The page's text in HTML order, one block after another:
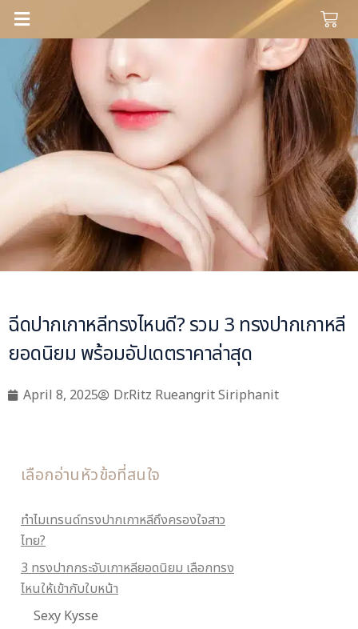
ฉีดปากเกาหลีทรงไหนดี? รวม 3 ทรงปากเกาหลี
ยอดนิยม พร้อมอัปเดตราคาล่าสุด
April 8, 2025 Dr.Ritz Rueangrit Siriphanit
เลือกอ่านหัวข้อที่สนใจ
ทำไมเทรนด์ทรงปากเกาหลีถึงครองใจสาว
ไทย?
3 ทรงปากกระจับเกาหลียอดนิยม เลือกทรง
ไหนให้เข้ากับใบหน้า
Sexy Kysse